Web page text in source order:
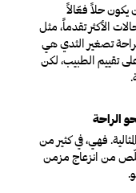
حلاً فعّالاً
الأكثر تقدماً، مثل
تصغير الثدي هي
تقييم الطبيب، لكن
الراحة
فهي، في كثير من
من انزعاج مزمن